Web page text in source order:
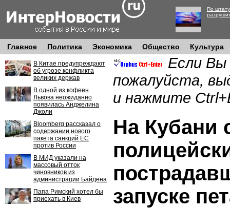
По
Главное Политика Экономика Общество Культура
В Китае предупреждают
об угрозе конфликта
великих держав
В одной из кофеен
Львова неожиданно
появилась Анджелина
Джоли
Bloomberg рассказал о
содержании нового
пакета санкций ЕС
против России
В МИД указали на
массовый отток
чиновников из
администрации Байдена
Папа Римский хотел бы
приехать в Киев
Если Вы
пожалуйста,
и нажмите
На Кубани
запуске